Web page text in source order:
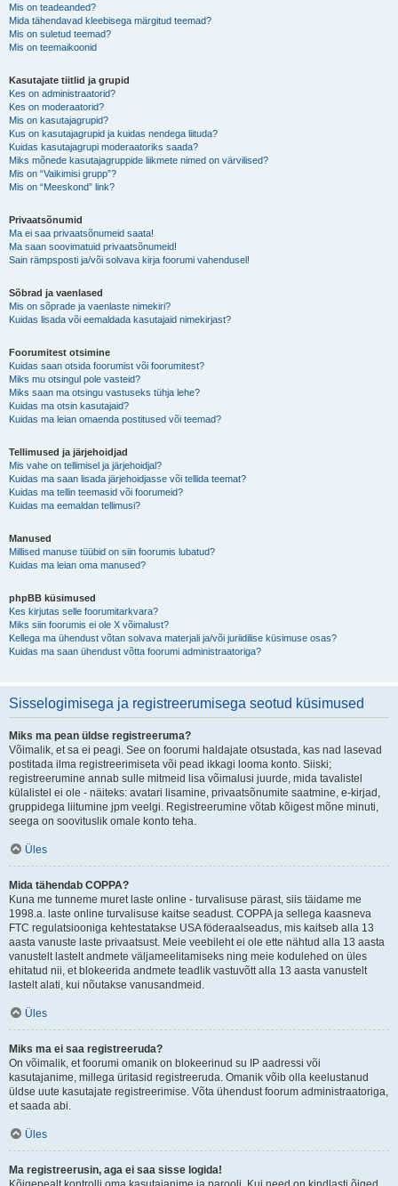
Mis on teadeanded?
Mida tähendavad kleebisega märgitud teemad?
Mis on suletud teemad?
Mis on teemaikoonid
Kasutajate tiitlid ja grupid
Kes on administraatorid?
Kes on moderaatorid?
Mis on kasutajagrupid?
Kus on kasutajagrupid ja kuidas nendega liituda?
Kuidas kasutajagrupi moderaatoriks saada?
Miks mõnede kasutajagruppide liikmete nimed on värvilised?
Mis on “Vaikimisi grupp”?
Mis on “Meeskond” link?
Privaatsõnumid
Ma ei saa privaatsõnumeid saata!
Ma saan soovimatuid privaatsõnumeid!
Sain rämpsposti ja/või solvava kirja foorumi vahendusel!
Sõbrad ja vaenlased
Mis on sõprade ja vaenlaste nimekiri?
Kuidas lisada või eemaldada kasutajaid nimekirjast?
Foorumitest otsimine
Kuidas saan otsida foorumist või foorumitest?
Miks mu otsingul pole vasteid?
Miks saan ma otsingu vastuseks tühja lehe?
Kuidas ma otsin kasutajaid?
Kuidas ma leian omaenda postitused või teemad?
Tellimused ja järjehoidjad
Mis vahe on tellimisel ja järjehoidjal?
Kuidas ma saan lisada järjehoidjasse või tellida teemat?
Kuidas ma tellin teemasid või foorumeid?
Kuidas ma eemaldan tellimusi?
Manused
Millised manuse tüübid on siin foorumis lubatud?
Kuidas ma leian oma manused?
phpBB küsimused
Kes kirjutas selle foorumitarkvara?
Miks siin foorumis ei ole X võimalust?
Kellega ma ühendust võtan solvava materjali ja/või juriidilise küsimuse osas?
Kuidas ma saan ühendust võtta foorumi administraatoriga?
Sisselogimisega ja registreerumisega seotud küsimused
Miks ma pean üldse registreeruma?
Võimalik, et sa ei peagi. See on foorumi haldajate otsustada, kas nad lasevad
postitada ilma registreerimiseta või pead ikkagi looma konto. Siiski;
registreerumine annab sulle mitmeid lisa võimalusi juurde, mida tavalistel
külalistel ei ole - näiteks: avatari lisamine, privaatsõnumite saatmine, e-kirjad,
gruppidega liitumine jpm veelgi. Registreerumine võtab kõigest mõne minuti,
seega on soovituslik omale konto teha.
Üles
Mida tähendab COPPA?
Kuna me tunneme muret laste online - turvalisuse pärast, siis täidame me
1998.a. laste online turvalisuse kaitse seadust. COPPA ja sellega kaasneva
FTC regulatsiooniga kehtestatakse USA föderaalseadus, mis kaitseb alla 13
aasta vanuste laste privaatsust. Meie veebileht ei ole ette nähtud alla 13 aasta
vanustelt lastelt andmete väljameelitamiseks ning meie kodulehed on üles
ehitatud nii, et blokeerida andmete teadlik vastuvõtt alla 13 aasta vanustelt
lastelt alati, kui nõutakse vanusandmeid.
Üles
Miks ma ei saa registreeruda?
On võimalik, et foorumi omanik on blokeerinud su IP aadressi või
kasutajanime, millega üritasid registreeruda. Omanik võib olla keelustanud
üldse uute kasutajate registreerimise. Võta ühendust foorum administraatoriga,
et saada abi.
Üles
Ma registreerusin, aga ei saa sisse logida!